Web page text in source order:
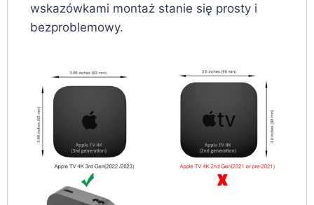
wskazówkami montaż stanie się prosty i
bezproblemowy.